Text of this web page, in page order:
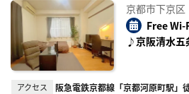
京都市下京区
Free
♪京阪清水
アクセス 阪急電鉄京都線「京都河原町駅」